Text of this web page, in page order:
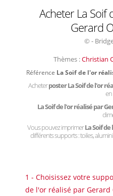
Acheter La Soif
Gerard
© -
Thèmes :Christian
Référence La Soif de l'or
Acheterposter La Soif de l'or
en
La Soif de l'or réalisé par
Vous pouvez imprimerLa Soif
différents supports : toiles,
1 - Choisissez votre
de l'or réalisé par Gerard